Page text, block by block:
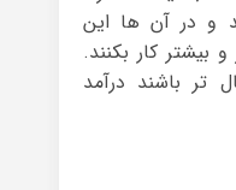
و در آن ها این
و بیشتر کار بکنند.
تر باشند درآمد